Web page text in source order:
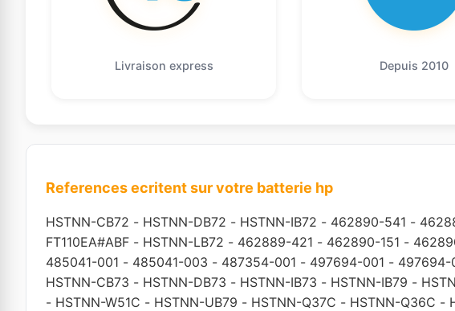
Livraison express Depuis 2010
References ecritent sur votre batterie hp
HSTNN-CB72 - HSTNN-DB72 - HSTNN-IB72 - 462890-541 -
FT110EA#ABF - HSTNN-LB72 - 462889-421 - 462890-151 -
485041-001 - 485041-003 - 487354-001 - 497694-001 - 497694-
HSTNN-CB73 - HSTNN-DB73 - HSTNN-IB73 - HSTNN-IB79 -
- HSTNN-W51C - HSTNN-UB79 - HSTNN-Q37C - HSTNN-Q36C -